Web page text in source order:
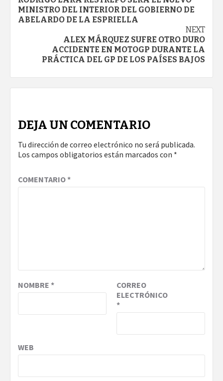
Reading
MINISTRO DEL INTERIOR DEL GOBIERNO DE
ABELARDO DE LA ESPRIELLA
NEXT
ALEX MÁRQUEZ SUFRE OTRO DURO
ACCIDENTE EN MOTOGP DURANTE LA
PRÁCTICA DEL GP DE LOS PAÍSES BAJOS
DEJA UN COMENTARIO
Tu dirección de correo electrónico no será publicada.
Los campos obligatorios están marcados con *
COMENTARIO*
NOMBRE *
CORREO
ELECTRÓNICO
*
WEB